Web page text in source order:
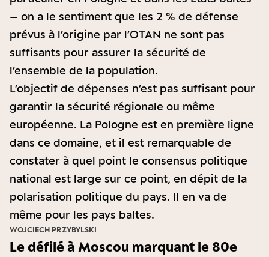
– on a le sentiment que les 2 % de défense
prévus à l’origine par l’OTAN ne sont pas
suffisants pour assurer la sécurité de
l’ensemble de la population.
L’objectif de dépenses n’est pas suffisant pour
garantir la sécurité régionale ou même
européenne. La Pologne est en première ligne
dans ce domaine, et il est remarquable de
constater à quel point le consensus politique
national est large sur ce point, en dépit de la
polarisation politique du pays. Il en va de
même pour les pays baltes.
Le défilé à Moscou marquant le 80e
WOJCIECH PRZYBYLSKI